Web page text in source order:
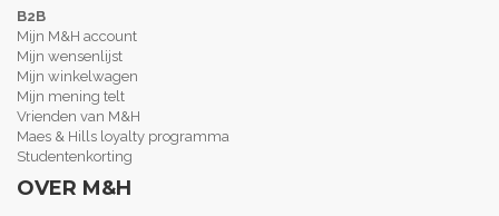
B2B
Mijn M&H account
Mijn wensenlijst
Mijn winkelwagen
Mijn mening telt
Vrienden van M&H
Maes & Hills loyalty programma
Studentenkorting
OVER M&H